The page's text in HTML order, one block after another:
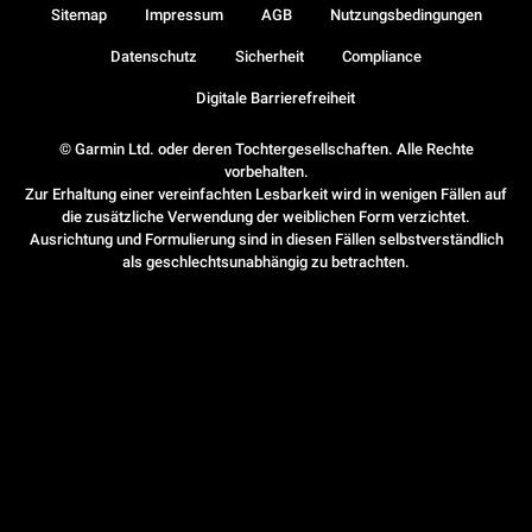
© Garmin Ltd. oder deren Tochtergesellschaften. Alle Rechte
vorbehalten.
Zur Erhaltung einer vereinfachten Lesbarkeit wird in wenigen Fällen auf
die zusätzliche Verwendung der weiblichen Form verzichtet.
Ausrichtung und Formulierung sind in diesen Fällen selbstverständlich
als geschlechtsunabhängig zu betrachten.
Sitemap Impressum AGB Nutzungsbedingungen
Datenschutz Sicherheit Compliance
Digitale Barrierefreiheit